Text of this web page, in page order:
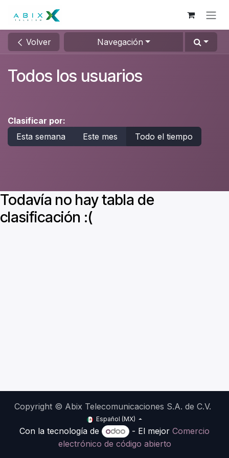
Volver Navegación
Todos los usuarios
Clasificar por:
Esta semana
Este mes Todo el tiempo
Todavía no hay tabla de
clasificación :(
Copyright © Abix Telecomunicaciones S.A. de C.V.
Español (MX)
Con la tecnología de - El mejorComercio
electrónico de código abierto